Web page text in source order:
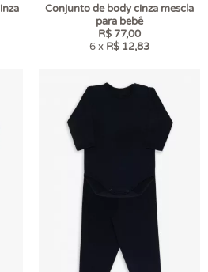
Conjunto de body cinza mescla
para bebê
R$ 77,00
6 x R$ 12,83